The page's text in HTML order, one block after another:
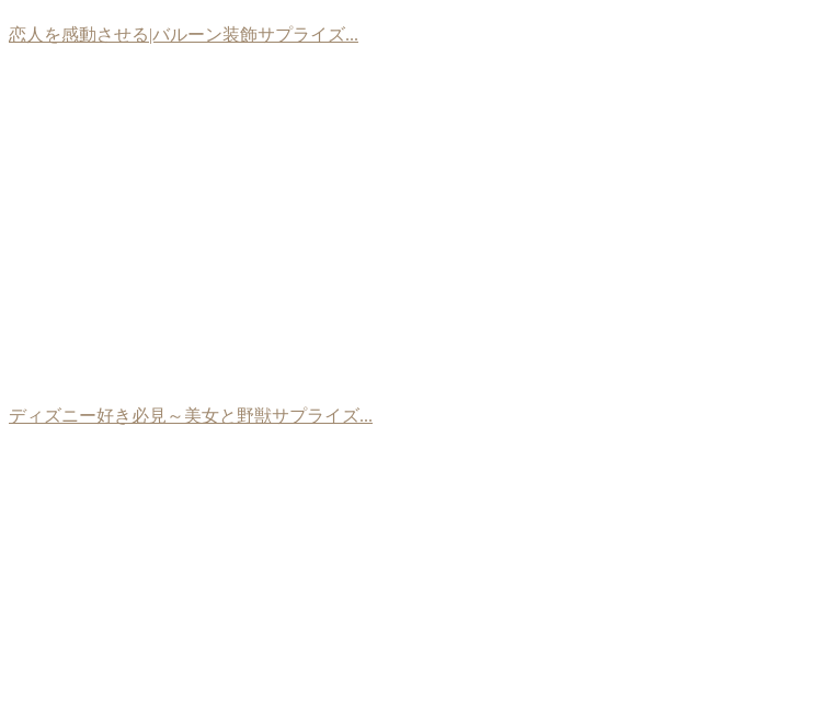
恋人を感動させる|バルーン装飾サプライズ...
ディズニー好き必見～美女と野獣サプライズ...